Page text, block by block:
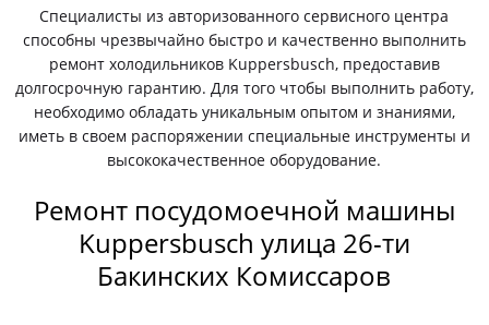
Специалисты из авторизованного сервисного центра
способны чрезвычайно быстро и качественно выполнить
ремонт холодильников Kuppersbusch, предоставив
долгосрочную гарантию. Для того чтобы выполнить работу,
необходимо обладать уникальным опытом и знаниями,
иметь в своем распоряжении специальные инструменты и
высококачественное оборудование.
Ремонт посудомоечной машины
Kuppersbusch улица 26-ти
Бакинских Комиссаров